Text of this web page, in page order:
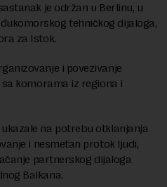
je održan u Berlinu, u
tehničkog dijaloga,
za Istok.
i povezivanje
komorama iz regiona i
ukazale na potrebu otklanjanja
i nesmetan protok ljudi,
partnerskog dijaloga
Balkana.